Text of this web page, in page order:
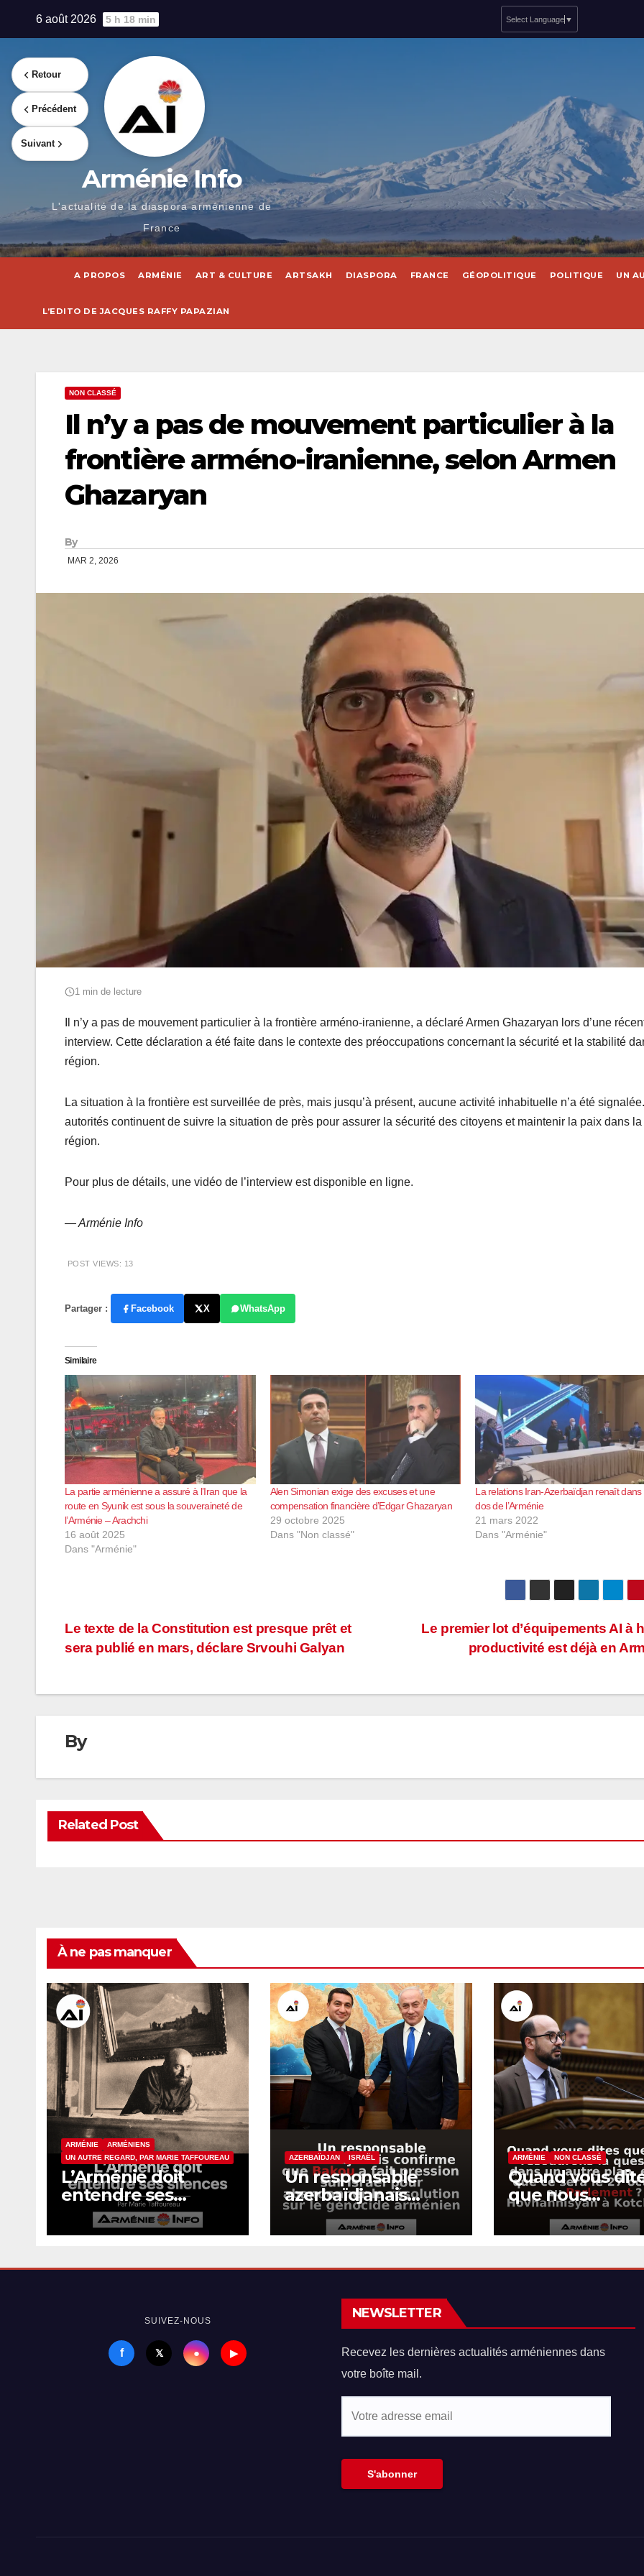
6 août 2026 5 h 18 min Select Language ▼
Arménie Info
L'actualité de la diaspora arménienne de
France
A PROPOS ARMÉNIE ART & CULTURE ARTSAKH DIASPORA FRANCE GÉOPOLITIQUE POLITIQUE UN
L’EDITO DE JACQUES RAFFY PAPAZIAN
NON CLASSÉ
Il n’y a pas de mouvement particulier à la
frontière arméno-iranienne, selon Armen
Ghazaryan
By
MAR 2, 2026
1 min de lecture
Il n’y a pas de mouvement particulier à la frontière arméno-iranienne, a déclaré Armen Ghazaryan lors d’une
interview. Cette déclaration a été faite dans le contexte des préoccupations concernant la sécurité et la stabilité
région.
La situation à la frontière est surveillée de près, mais jusqu’à présent, aucune activité inhabituelle n’a été
autorités continuent de suivre la situation de près pour assurer la sécurité des citoyens et maintenir la paix dans la
région.
Pour plus de détails, une vidéo de l’interview est disponible en ligne.
— Arménie Info
POST VIEWS: 13
Partager : Facebook X WhatsApp
Similaire
La partie arménienne a assuré à l’Iran que la
route en Syunik est sous la souveraineté de
l’Arménie – Arachchi
16 août 2025
Dans "Arménie"
Alen Simonian exige des excuses et une
compensation financière d’Edgar Ghazaryan
29 octobre 2025
Dans "Non classé"
La relations Iran-Azerbaïdjan renaît dans
dos de l’Arménie
21 mars 2022
Dans "Arménie"
Navigation
l’article
Le premier lot d’équipements AI à
productivité est déjà en
Le texte de la Constitution est presque prêt et
sera publié en mars, déclare Srvouhi Galyan
By
Related Post
À ne pas manquer
ARMÉNIE
ARMÉNIENS
UN AUTRE REGARD, PAR MARIE TAFFOUREAU
L’Arménie doit
entendre ses
silences
AZERBAÏDJAN ISRAËL
Un responsable
azerbaïdjanais
confirme que Bakou
a fait pression sur
abandonner la
génocide arménien
ARMÉNIE NON CLASSÉ
Quand vous
que nous
résoudrons la
question dans
que ce sera le
SUIVEZ-NOUS
f 𝕏 ● ▶
NEWSLETTER
Recevez les dernières actualités arméniennes dans
votre boîte mail.
S'abonner
Retour
Précédent
Suivant